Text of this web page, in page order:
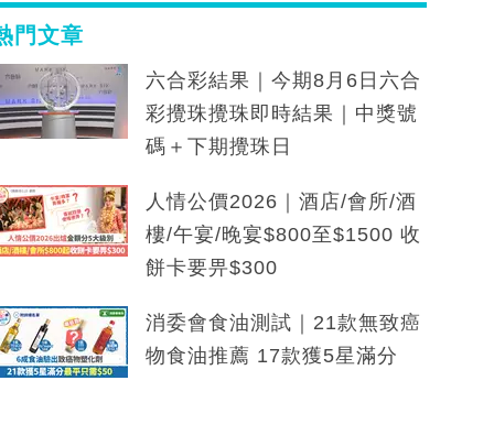
門文章
六合彩結果｜今期8月6日六合
彩攪珠攪珠即時結果｜中獎號
碼＋下期攪珠日
人情公價2026｜酒店/會所/酒
樓/午宴/晚宴$800至$1500 收
餅卡要畀$300
消委會食油測試｜21款無致癌
物食油推薦 17款獲5星滿分